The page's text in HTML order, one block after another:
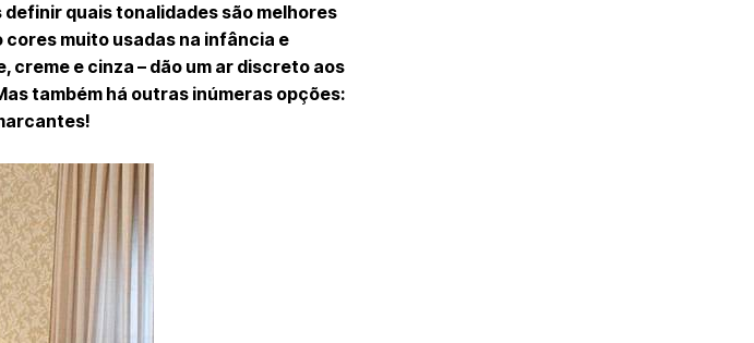
definir quais tonalidades são melhores
muito usadas na infância e
creme e cinza – dão um ar discreto aos
também há outras inúmeras opções: